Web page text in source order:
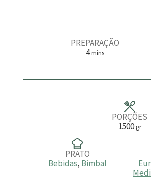
PREPARAÇÃO
4m
u
mins
PORÇÕES
1500gr
PRATO
Bebidas, Bimbal